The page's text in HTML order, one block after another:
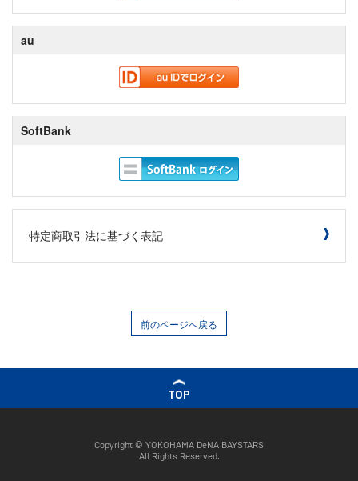
au
SoftBank
特定商取引法に基づく表記
前のページへ戻る
TOP
Copyright © YOKOHAMA DeNA BAYSTARS
All Rights Reserved.